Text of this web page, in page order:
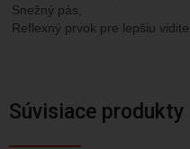
Snežný pás,
Reflexný prvok pre lepšiu
Súvisiace produkty